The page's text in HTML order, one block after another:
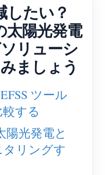
ター（WEM3080T）
ーター（WEM3046T）
ター（WEM3050T）
ー
ビス
ター
したい？
陽光発電
リューシ
ましょう
ツール
する
陽光発電と
リングす